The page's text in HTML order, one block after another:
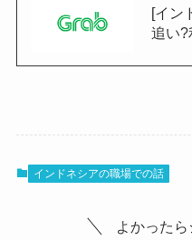
[イン
追い?
インドネシアの職場での話
よかったら